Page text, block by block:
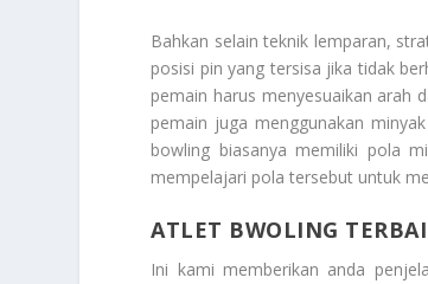
Bahkan selain teknik lemparan,
posisi pin yang tersisa jika tidak
pemain harus menyesuaikan arah
pemain juga menggunakan
bowling biasanya memiliki pola
mempelajari pola tersebut untuk
ATLET BWOLING
Ini kami memberikan anda